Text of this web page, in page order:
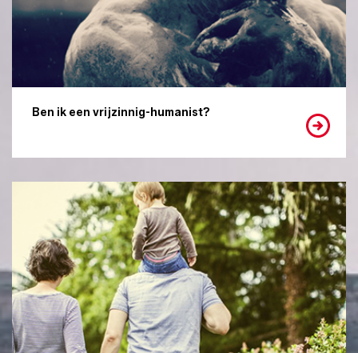
Ben ik een vrijzinnig-humanist?